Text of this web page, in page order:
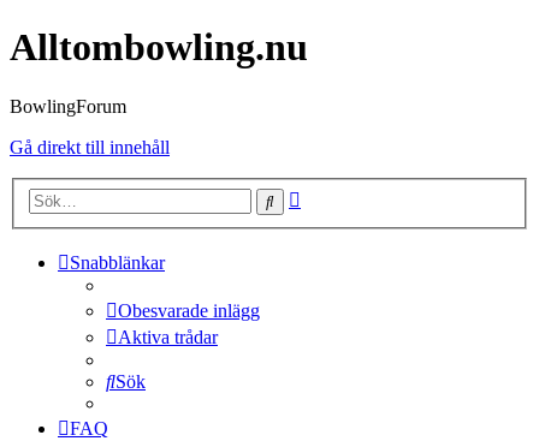
Alltombowling.nu
BowlingForum
Gå direkt till innehåll
Sök
Snabblänkar
Obesvarade inlägg
Aktiva trådar
Sök
FAQ